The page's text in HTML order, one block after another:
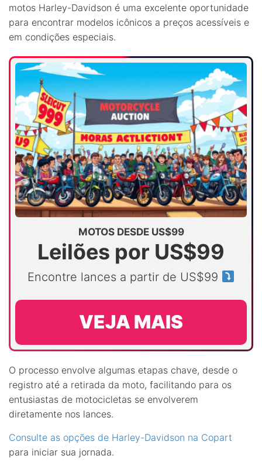
motos Harley-Davidson é uma excelente oportunidade
para encontrar modelos icônicos a preços acessíveis e
em condições especiais.
MOTOS DESDE US$99
Leilões por US$99
Encontre lances a partir de US$99
VEJA MAIS
O processo envolve algumas etapas chave, desde o
registro até a retirada da moto, facilitando para os
entusiastas de motocicletas se envolverem
diretamente nos lances.
Consulte as opções de Harley-Davidson na Copart
para iniciar sua jornada.